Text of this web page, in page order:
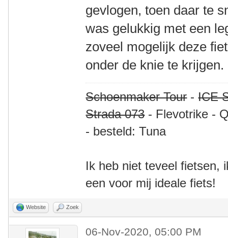
gevlogen, toen daar te
was gelukkig met een
zoveel mogelijk deze
onder de knie te krijgen.
Schoenmaker Tour-ICE
Strada 073- Flevotrike -
- besteld: Tuna
Ik heb niet teveel fietsen,
een voor mij ideale fiets!
Website Zoek
06-Nov-2020, 05:00 PM